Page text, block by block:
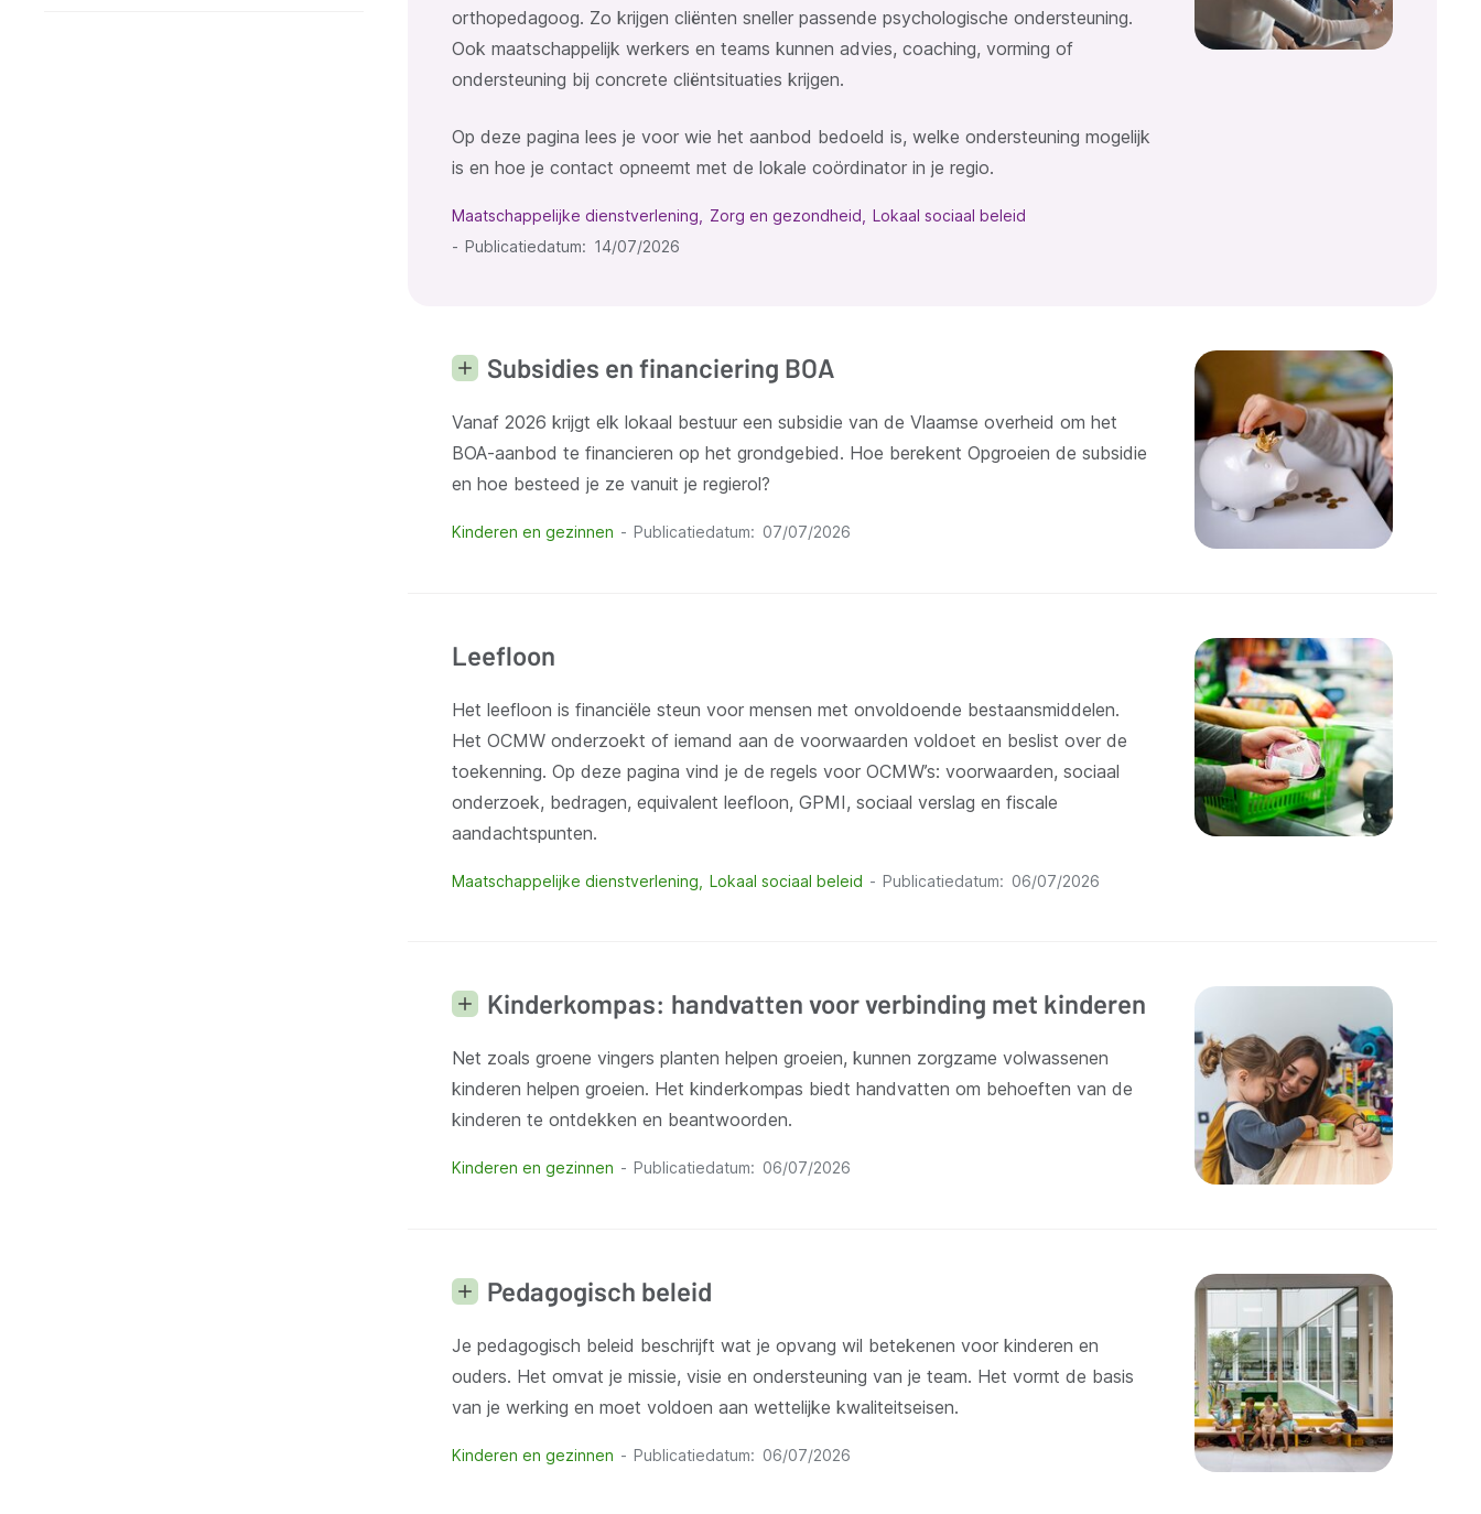
orthopedagoog. Zo krijgen cliënten sneller passende psychologische ondersteuning.
Ook maatschappelijk werkers en teams kunnen advies, coaching, vorming of
ondersteuning bij concrete cliëntsituaties krijgen.
Op deze pagina lees je voor wie het aanbod bedoeld is, welke ondersteuning mogelijk
is en hoe je contact opneemt met de lokale coördinator in je regio.
Maatschappelijke dienstverlening Zorg en gezondheid
Lokaal sociaal beleid
Publicatiedatum
14/07/2026
Subsidies en financiering BOA
Vanaf 2026 krijgt elk lokaal bestuur een subsidie van de Vlaamse overheid om het
BOA-aanbod te financieren op het grondgebied. Hoe berekent Opgroeien de subsidie
en hoe besteed je ze vanuit je regierol?
Kinderen en gezinnen Publicatiedatum 07/07/2026
Leefloon
Het leefloon is financiële steun voor mensen met onvoldoende bestaansmiddelen.
Het OCMW onderzoekt of iemand aan de voorwaarden voldoet en beslist over de
toekenning. Op deze pagina vind je de regels voor OCMW’s: voorwaarden, sociaal
onderzoek, bedragen, equivalent leefloon, GPMI, sociaal verslag en fiscale
aandachtspunten.
Maatschappelijke dienstverlening Lokaal sociaal beleid Publicatiedatum 06/07/2026
Kinderkompas: handvatten voor verbinding met kinderen
Net zoals groene vingers planten helpen groeien, kunnen zorgzame volwassenen
kinderen helpen groeien. Het kinderkompas biedt handvatten om behoeften van de
kinderen te ontdekken en beantwoorden.
Kinderen en gezinnen Publicatiedatum 06/07/2026
Pedagogisch beleid
Je pedagogisch beleid beschrijft wat je opvang wil betekenen voor kinderen en
ouders. Het omvat je missie, visie en ondersteuning van je team. Het vormt de basis
van je werking en moet voldoen aan wettelijke kwaliteitseisen.
Kinderen en gezinnen Publicatiedatum 06/07/2026